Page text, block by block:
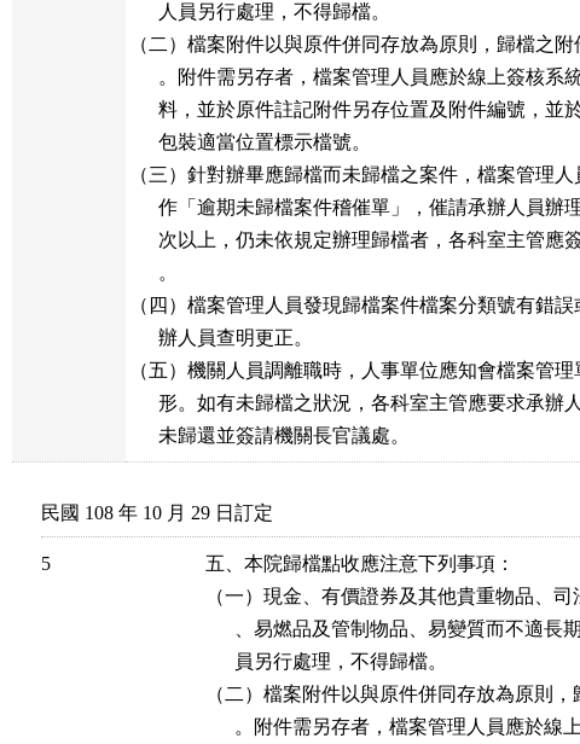
      人員另行處理，不得歸檔。
（二）檔案附件以與原件併同存放為原則，歸檔之
。附件需另存者，檔案管理人員應於線上簽核系
料，並於原件註記附件另存位置及附件編號，並
      包裝適當位置標示檔號。
（三）針對辦畢應歸檔而未歸檔之案件，檔案管理
作「逾期未歸檔案件稽催單」，催請承辦人員辦
次以上，仍未依規定辦理歸檔者，各科室主管應
      。
（四）檔案管理人員發現歸檔案件檔案分類號有錯
      辦人員查明更正。
（五）機關人員調離職時，人事單位應知會檔案管
形。如有未歸檔之狀況，各科室主管應要求承辦
      未歸還並簽請機關長官議處。
民國 108 年 10 月 29 日訂定
5
五、本院歸檔點收應注意下列事項：
（一）現金、有價證券及其他貴重物品、
、易燃品及管制物品、易變質而不適長
      員另行處理，不得歸檔。
（二）檔案附件以與原件併同存放為原則
。附件需另存者，檔案管理人員應於